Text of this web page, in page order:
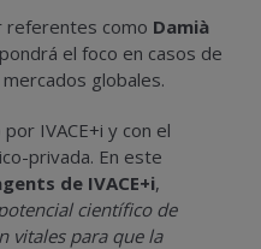
referentes como Damià
el foco en casos de
globales.
IVACE+i y con el
privada. En este
de IVACE+i,
científico de
vitales para que la